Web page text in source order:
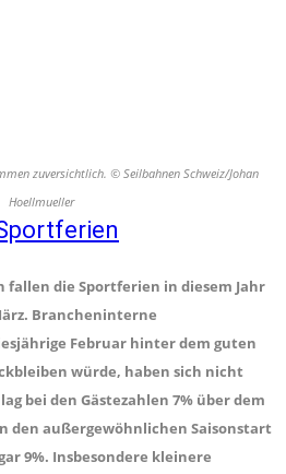
zuversichtlich. © Seilbahnen Schweiz/Johan
Hoellmueller
fallen die Sportferien in diesem Jahr
Brancheninterne
Februar hinter dem guten
würde, haben sich nicht
bei den Gästezahlen 7% über dem
den außergewöhnlichen Saisonstart
9%. Insbesondere kleinere